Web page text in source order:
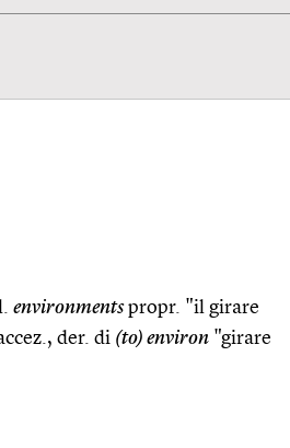
environmentspropr. "il girare
der. di (to) environ "girare